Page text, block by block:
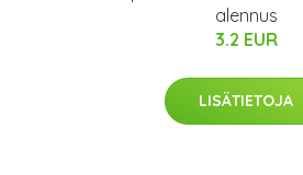
alennus
3.2 EUR
LISÄTIETOJA